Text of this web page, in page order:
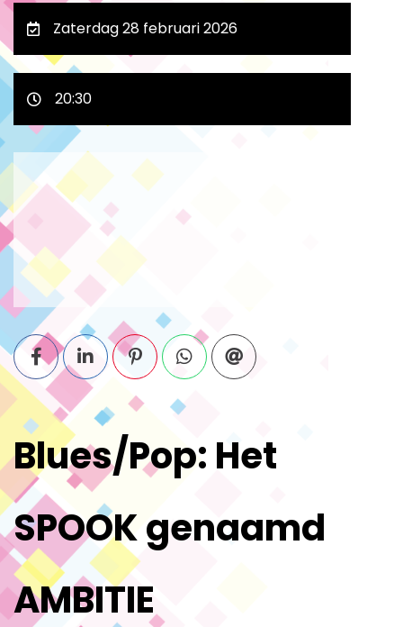
Zaterdag 28 februari 2026
20:30
Blues/Pop: Het
SPOOK genaamd
AMBITIE